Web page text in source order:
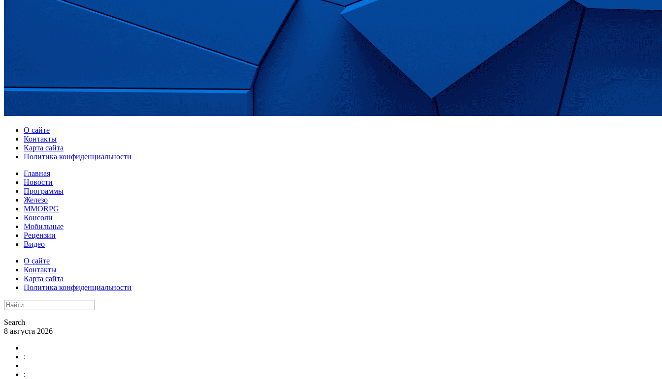
О сайте
Контакты
Карта сайта
Политика конфиденциальности
Главная
Новости
Программы
Железо
MMORPG
Консоли
Мобильные
Рецензии
Видео
О сайте
Контакты
Карта сайта
Политика конфиденциальности
Search
8 августа 2026
:
: